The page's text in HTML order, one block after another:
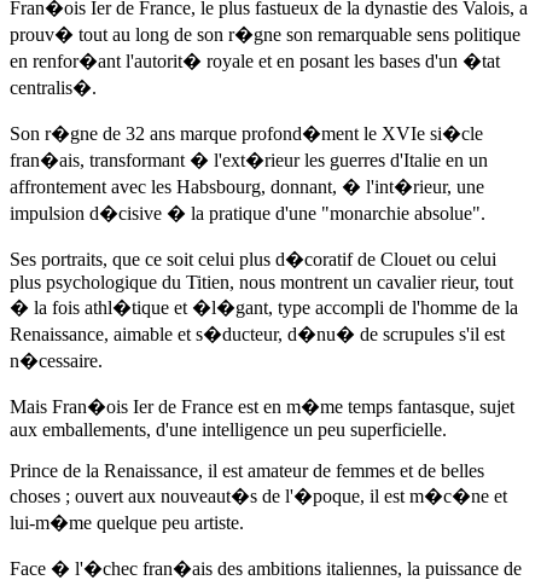
Fran�ois Ier de France, le plus fastueux de la dynastie des Valois, a
prouv� tout au long de son r�gne son remarquable sens politique
en renfor�ant l'autorit� royale et en posant les bases d'un �tat
centralis�.
Son r�gne de 32 ans marque profond�ment le XVIe si�cle
fran�ais, transformant � l'ext�rieur les guerres d'Italie en un
affrontement avec les Habsbourg, donnant, � l'int�rieur, une
impulsion d�cisive � la pratique d'une "monarchie absolue".
Ses portraits, que ce soit celui plus d�coratif de Clouet ou celui
plus psychologique du Titien, nous montrent un cavalier rieur, tout
� la fois athl�tique et �l�gant, type accompli de l'homme de la
Renaissance, aimable et s�ducteur, d�nu� de scrupules s'il est
n�cessaire.
Mais Fran�ois Ier de France est en m�me temps fantasque, sujet
aux emballements, d'une intelligence un peu superficielle.
Prince de la Renaissance, il est amateur de femmes et de belles
choses ; ouvert aux nouveaut�s de l'�poque, il est m�c�ne et
lui-m�me quelque peu artiste.
Face � l'�chec fran�ais des ambitions italiennes, la puissance de